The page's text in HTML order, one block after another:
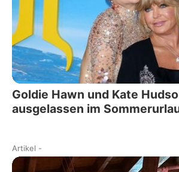
Goldie Hawn und Kate
ausgelassen im
Artikel -